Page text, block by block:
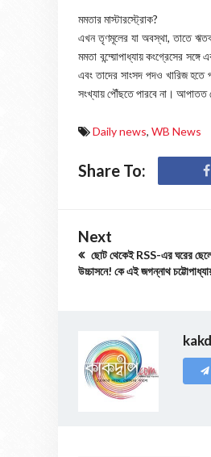
মমতার মাস্টারস্ট্রোক?
এখন তৃণমূলের যা অবস্থা, তাতে
মমতা বন্দ্য়োপাধ্যায় কংগ্রেসের
এবং তাদের সাংসদ পদও খারিজ হতে
সংখ্যায় পৌঁছতে পারবে না। আপাতত
Daily news, WB News
Share To:
Next
ছোট থেকেই RSS-এর ঘরের ছেলে,
উচ্চাসনে! কে এই জগন্নাথ